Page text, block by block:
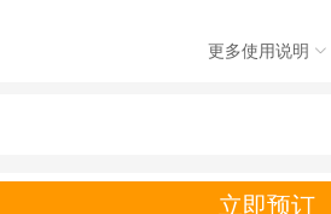
限公司，具体的旅游服务和操作由委托社及其有
更多使用说明 
《去哪儿网旅游安全手册》，请您认真阅
立即预订